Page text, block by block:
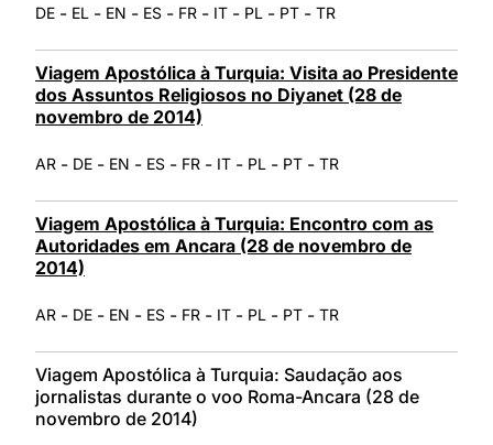
DE - EL - EN - ES - FR - IT - PL - PT - TR
Viagem Apostólica à Turquia: Visita ao Presidente
dos Assuntos Religiosos no Diyanet (28 de
novembro de 2014)
AR - DE - EN - ES - FR - IT - PL - PT - TR
Viagem Apostólica à Turquia: Encontro com as
Autoridades em Ancara (28 de novembro de
2014)
AR - DE - EN - ES - FR - IT - PL - PT - TR
Viagem Apostólica à Turquia: Saudação aos
jornalistas durante o voo Roma-Ancara (28 de
novembro de 2014)